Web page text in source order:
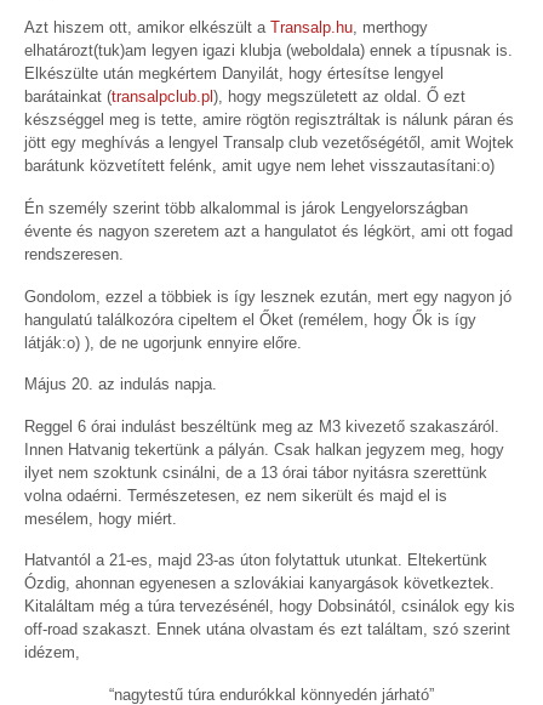
Azt hiszem ott, amikor elkészült a Transalp.hu, merthogy
elhatározt(tuk)am legyen igazi klubja (weboldala) ennek a típusnak is.
Elkészülte után megkértem Danyilát, hogy értesítse lengyel
barátainkat (transalpclub.pl ), hogy megszületett az oldal. Ő ezt
készséggel meg is tette, amire rögtön regisztráltak is nálunk páran és
jött egy meghívás a lengyel Transalp club vezetőségétől, amit Wojtek
barátunk közvetített felénk, amit ugye nem lehet visszautasítani:o)
Én személy szerint több alkalommal is járok Lengyelországban
évente és nagyon szeretem azt a hangulatot és légkört, ami ott fogad
rendszeresen.
Gondolom, ezzel a többiek is így lesznek ezután, mert egy nagyon jó
hangulatú találkozóra cipeltem el Őket (remélem, hogy Ők is így
látják:o) ), de ne ugorjunk ennyire előre.
Május 20. az indulás napja.
Reggel 6 órai indulást beszéltünk meg az M3 kivezető szakaszáról.
Innen Hatvanig tekertünk a pályán. Csak halkan jegyzem meg, hogy
ilyet nem szoktunk csinálni, de a 13 órai tábor nyitásra szerettünk
volna odaérni. Természetesen, ez nem sikerült és majd el is
mesélem, hogy miért.
Hatvantól a 21-es, majd 23-as úton folytattuk utunkat. Eltekertünk
Ózdig, ahonnan egyenesen a szlovákiai kanyargások következtek.
Kitaláltam még a túra tervezésénél, hogy Dobsinától, csinálok egy kis
off-road szakaszt. Ennek utána olvastam és ezt találtam, szó szerint
idézem,
“nagytestű túra endurókkal könnyedén járható”